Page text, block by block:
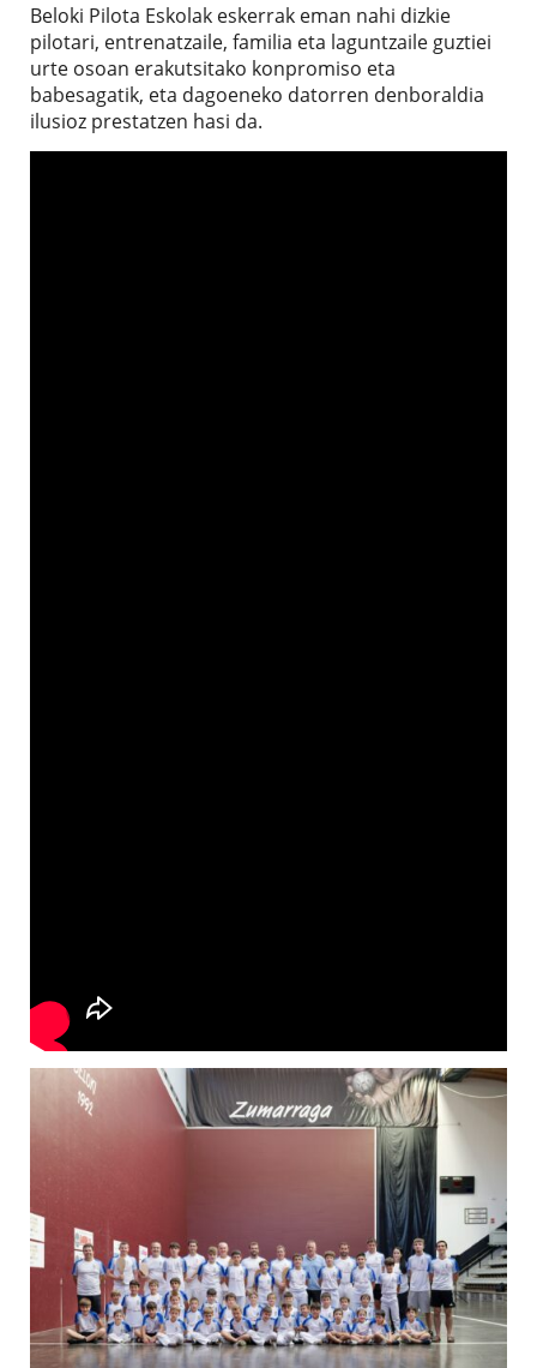
Beloki Pilota Eskolak eskerrak eman nahi dizkie
pilotari, entrenatzaile, familia eta laguntzaile guztiei
urte osoan erakutsitako konpromiso eta
babesagatik, eta dagoeneko datorren denboraldia
ilusioz prestatzen hasi da.